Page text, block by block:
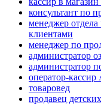
консультант по
менеджер
клиентами
менеджер по
администратор
администратор
оператор-
товаровед
продавец